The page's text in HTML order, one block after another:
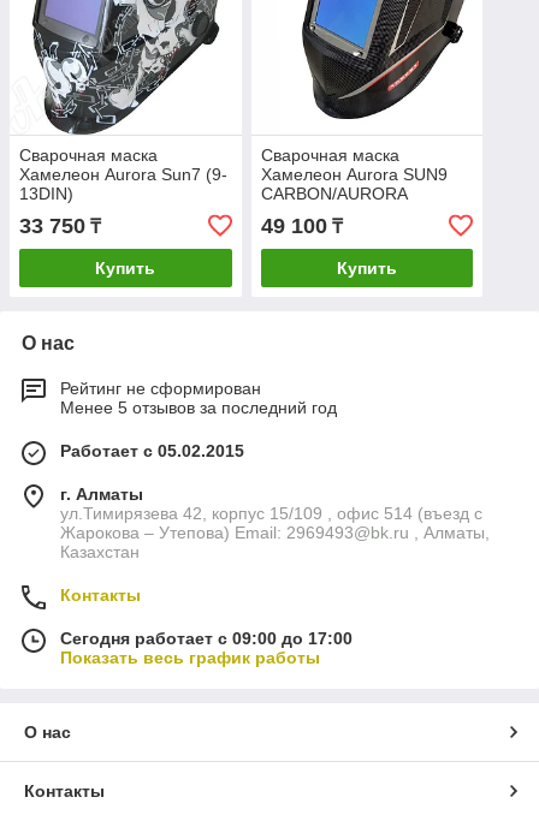
Сварочная маска
Хамелеон Aurora Sun7 (9-
13DIN)
33 750 ₸
Купить
Сварочная маска
Хамелеон Aurora SUN9
CARBON/AURORA
Технология MULTI COLOR
- естественной
цветопередачи.
49 100₸
Купить
О нас
Рейтинг не сформирован
Менее 5 отзывов за последний год
Работает с 05.02.2015
г. Алматы
ул.Тимирязева 42, корпус 15/109 , офис 514 (въезд с
Жарокова – Утепова) Email: 2969493@bk.ru , Алматы,
Казахстан
Контакты
Сегодня работает с 09:00 до 17:00
Показать весь график работы
О нас
Контакты